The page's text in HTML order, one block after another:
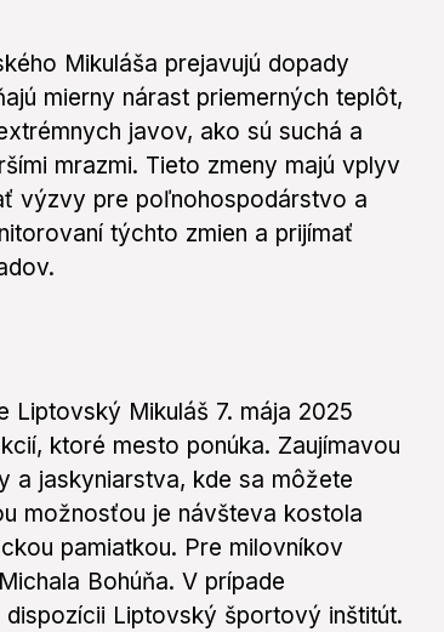
Mikuláša prejavujú dopady
mierny nárast priemerných teplôt,
javov, ako sú suchá a
mrazmi. Tieto zmeny majú vplyv
výzvy pre poľnohospodárstvo a
týchto zmien a prijímať
Liptovský Mikuláš 7. mája 2025
ktoré mesto ponúka. Zaujímavou
a jaskyniarstva, kde sa môžete
možnosťou je návšteva kostola
pamiatkou. Pre milovníkov
Bohúňa. V prípade
Liptovský športový inštitút.